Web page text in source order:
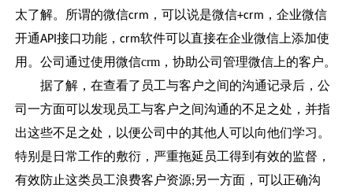
太了解。所谓的微信crm ，可以说是微信+crm ，企业微信
开通API接口功能，crm软件可以直接在企业微信上添加使
用。公司通过使用微信crm ，协助公司管理微信上的客户。
据了解，在查看了员工与客户之间的沟通记录后，公
司一方面可以发现员工与客户之间沟通的不足之处，并指
出这些不足之处，以便公司中的其他人可以向他们学习。
特别是日常工作的敷衍，严重拖延员工得到有效的监督，
有效防止这类员工浪费客户资源;另一方面，可以正确沟